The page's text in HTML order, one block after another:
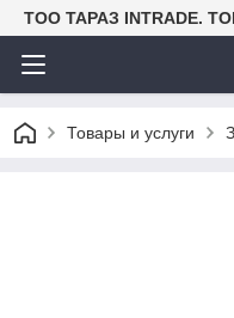
TOO ТАРАЗ
Товары и услуги